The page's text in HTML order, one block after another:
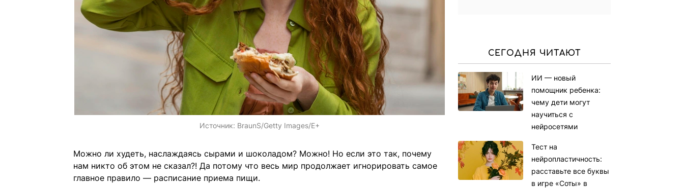
Источник: BraunS/Getty Images/E+
Можно ли худеть, наслаждаясь сырами и шоколадом? Можно! Но если это так, почему
нам никто об этом не сказал?! Да потому что весь мир продолжает игнорировать самое
главное правило — расписание приема пищи.
СЕГОДНЯ ЧИТАЮТ
ИИ — новый
помощник ребенка:
чему дети могут
научиться с
нейросетями
Тест на
нейропластичность:
расставьте все буквы
в игре «Соты» в